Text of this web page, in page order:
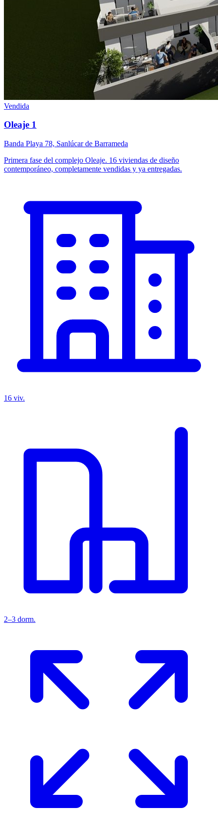
Vendida
Oleaje 1
Banda Playa 78, Sanlúcar de Barrameda
Primera fase del complejo Oleaje. 16 viviendas de diseño
contemporáneo, completamente vendidas y ya entregadas.
16 viv.
2–3 dorm.